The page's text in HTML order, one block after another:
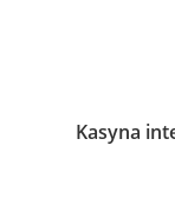
Kasyna